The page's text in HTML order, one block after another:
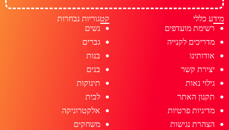
מידע כללי
רשימת מועדפים
מדריכים לקנייה
אודותינו
יצירת קשר
גילוי נאות
תקנון האתר
מדיניות פרטיות
הצהרת נגישות
קטגוריות נבחרות
נשים
גברים
בנות
בנים
תינוקות
לבית
אלקטרוניקה
משחקים